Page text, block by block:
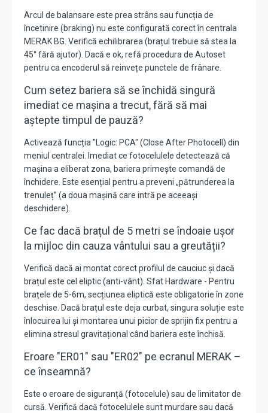
Arcul de balansare este prea strâns sau funcția de
încetinire (braking) nu este configurată corect în centrala
MERAK BG. Verifică echilibrarea (brațul trebuie să stea la
45° fără ajutor). Dacă e ok, refă procedura de Autoset
pentru ca encoderul să reinvețe punctele de frânare.
Cum setez bariera să se închidă singură
imediat ce mașina a trecut, fără să mai
aștepte timpul de pauză?
Activează funcția "Logic: PCA" (Close After Photocell) din
meniul centralei. Imediat ce fotocelulele detectează că
mașina a eliberat zona, bariera primește comandă de
închidere. Este esențial pentru a preveni „pătrunderea la
trenuleț” (a doua mașină care intră pe aceeași
deschidere).
Ce fac dacă brațul de 5 metri se îndoaie ușor
la mijloc din cauza vântului sau a greutății?
Verifică dacă ai montat corect profilul de cauciuc și dacă
brațul este cel eliptic (anti-vânt). Sfat Hardware - Pentru
brațele de 5-6m, secțiunea eliptică este obligatorie în zone
deschise. Dacă brațul este deja curbat, singura soluție este
înlocuirea lui și montarea unui picior de sprijin fix pentru a
elimina stresul gravitațional când bariera este închisă.
Eroare "ER01" sau "ER02" pe ecranul MERAK –
ce înseamnă?
Este o eroare de siguranță (fotocelule) sau de limitator de
cursă. Verifică dacă fotocelulele sunt murdare sau dacă